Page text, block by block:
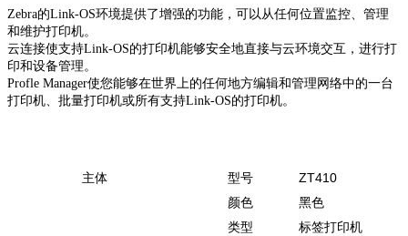
Zebra的Link-OS环境提供了增强的功能，可以从任何位置监控、管理
和维护打印机。
云连接使支持Link-OS的打印机能够安全地直接与云环境交互，进行打
印和设备管理。
Profle Manager使您能够在世界上的任何地方编辑和管理网络中的一台
打印机、批量打印机或所有支持Link-OS的打印机。
主体 型号
ZT410
颜色
黑色
类型
标签打印机